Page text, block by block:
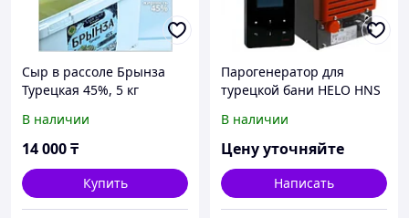
Сыр в рассоле Брынза
Турецкая 45%, 5 кг
В наличии
14 000₸
Купить
Парогенератор для
турецкой бани HELO HNS
Объем 1.5-2.5 м3.
В наличии
Цену уточняйте
Написать